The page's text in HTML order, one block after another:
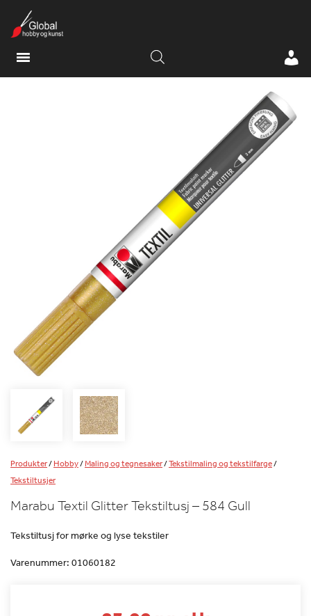
Produkter/Hobby/Maling og tegnesaker/Tekstilmaling og tekstilfarge/
Tekstiltusjer
Marabu Textil Glitter Tekstiltusj – 584 Gull
Tekstiltusj for mørke og lyse tekstiler
Varenummer: 01060182